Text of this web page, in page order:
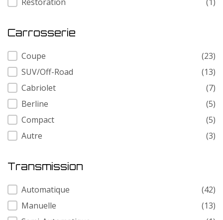
Carrosserie
Carrosserie
Coupe
(23)
SUV/Off-Road
(13)
Cabriolet
(7)
Berline
(5)
Compact
(5)
Autre
(3)
Transmission
Transmission
Automatique
(42)
Manuelle
(13)